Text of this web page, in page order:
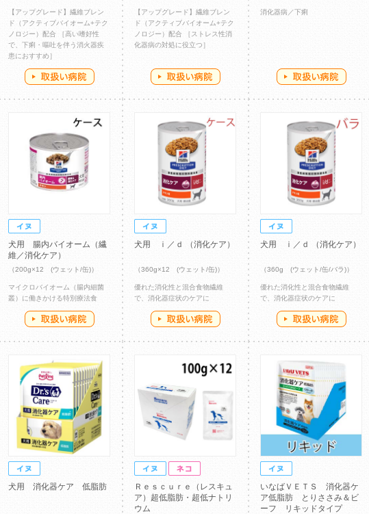
【アップグレード】繊維ブレン
ド（アクティブバイオーム+テク
ノロジー）配合 ［高い嗜好性
で、下痢・嘔吐を伴う消火器疾
患におすすめ］
【アップグレード】繊維ブレン
ド（アクティブバイオーム+テク
ノロジー）配合 ［ストレス性消
化器病の対処に役立つ］
消化器病／下痢
犬用 腸内バイオーム（繊
維／消化ケア）
（200g×12 (ウェット/缶)）
マイクロバイオーム（腸内細菌
叢）に働きかける特別療法食
犬用 ｉ／ｄ （消化ケア）
（360g×12 (ウェット/缶)）
優れた消化性と混合食物繊維
で、消化器症状のケアに
犬用 ｉ／ｄ （消化ケア）
（360g (ウェット/缶/バラ)）
優れた消化性と混合食物繊維
で、消化器症状のケアに
犬用 消化器ケア 低脂肪
Ｒｅｓｃｕｒｅ（レスキュ
ア）超低脂肪・超低ナトリ
ウム
いなばＶＥＴＳ 消化器ケ
ア低脂肪 とりささみ＆ビ
ーフ リキッドタイプ